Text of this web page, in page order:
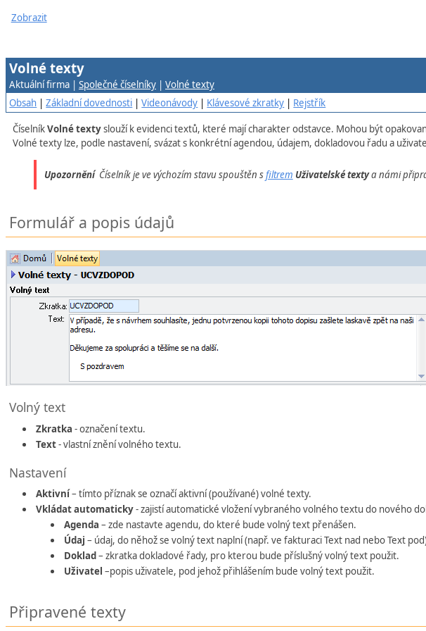
Zobrazit
Volné texty
Aktuální firma | Společné číselníky | Volné texty
Obsah |Základní dovednosti |Videonávody | Klávesové zkratky | Rejstřík
ČíselníkVolné textyslouží k evidenci textů, které mají charakter odstavce. Mohou být
Volné texty lze, podle nastavení, svázat s konkrétní agendou, údajem, dokladovou řadu a
UpozorněníČíselník je ve výchozím stavu spouštěn sfiltrem Uživatelské textya námi
Formulář a popis údajů
Volný text
Zkratka - označení textu.
Text- vlastní znění volného textu.
Nastavení
Aktivní– tímto příznak se označí aktivní (používané) volné texty.
Vkládat automaticky- zajistí automatické vložení vybraného volného textu do nového
Agenda – zde nastavte agendu, do které bude volný text přenášen.
Údaj – údaj, do něhož se volný text naplní (např. ve fakturaci Text nad nebo Text
Doklad – zkratka dokladové řady, pro kterou bude příslušný volný text použit.
Uživatel –popis uživatele, pod jehož přihlášením bude volný text použit.
Připravené texty